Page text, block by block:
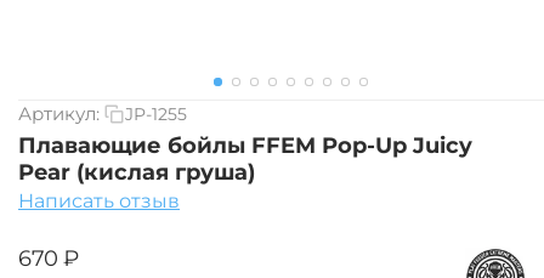
Артикул: JP-1255
Плавающие бойлы FFEM Pop-Up Juicy
Pear (кислая груша)
Написать отзыв
‍670‍ ₽